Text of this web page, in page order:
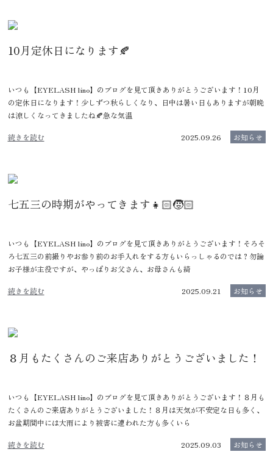
10月定休日になります🍂
いつも【EYELASH lino】のブログを見て頂きありがとうございます！10月
の定休日になります！少しずつ秋らしくなり、日中は暑い日もありますが朝晩
は涼しくなってきましたね🍂急な気温
続きを読む 2025.09.26 お知らせ
七五三の時期がやってきます👧🏻🧒🏻
いつも【EYELASH lino】のブログを見て頂きありがとうございます！そろそ
ろ七五三の前撮りやお参り前のお手入れをする方もいらっしゃるのでは？勿論
お子様が主役ですが、やっぱりお父さん、お母さんも綺
続きを読む 2025.09.21 お知らせ
８月もたくさんのご来店ありがとうございました！
いつも【EYELASH lino】のブログを見て頂きありがとうございます！８月も
たくさんのご来店ありがとうございました！８月は天気が不安定な日も多く、
お盆期間中には大雨により被害に遭われた方も多くいら
続きを読む 2025.09.03 お知らせ